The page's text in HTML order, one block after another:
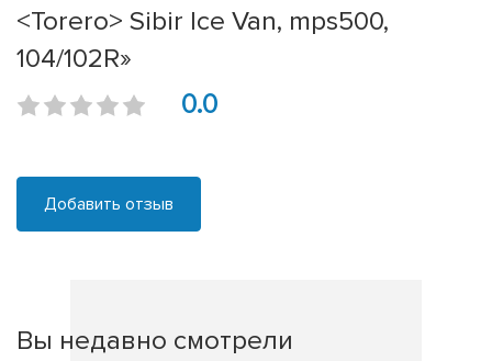
<Torero> Sibir Ice Van, mps500,
104/102R»
0.0
Добавить отзыв
Вы недавно смотрели